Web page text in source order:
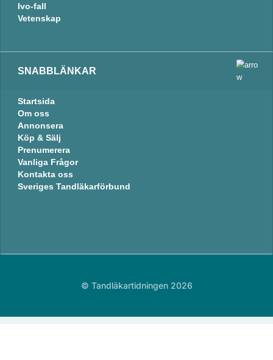
Ivo-fall
Vetenskap
SNABBLÄNKAR
Startsida
Om oss
Annonsera
Köp & Sälj
Prenumerera
Vanliga Frågor
Kontakta oss
Sveriges Tandläkarförbund
© Tandläkartidningen 2026